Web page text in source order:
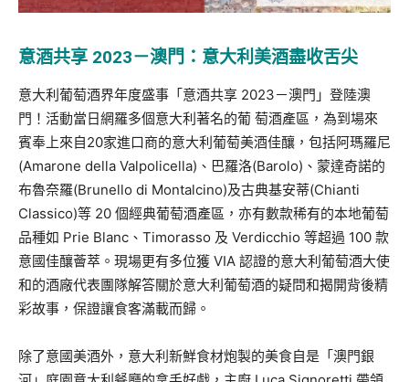
意酒共享 2023－澳門：意大利美酒盡收舌尖
意大利葡萄酒界年度盛事「意酒共享 2023－澳門」登陸澳
門！活動當日網羅多個意大利著名的葡 萄酒產區，為到場來
賓奉上來自20家進口商的意大利葡萄美酒佳釀，包括阿瑪羅尼
(Amarone della Valpolicella)、巴羅洛(Barolo)、蒙達奇諾的
布魯奈羅(Brunello di Montalcino)及古典基安蒂(Chianti
Classico)等 20 個經典葡萄酒產區，亦有數款稀有的本地葡萄
品種如 Prie Blanc、Timorasso 及 Verdicchio 等超過 100 款
意國佳釀薈萃。現場更有多位獲 VIA 認證的意大利葡萄酒大使
和的酒廠代表團隊解答關於意大利葡萄酒的疑問和揭開背後精
彩故事，保證讓食客滿載而歸。
除了意國美酒外，意大利新鮮食材炮製的美食自是「澳門銀